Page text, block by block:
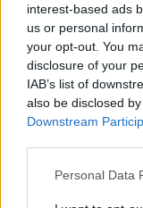
interest-based ads
us or personal
your opt-out. You
disclosure of your
IAB’s list of
also be disclosed
Downstream
Personal Data
„Gyvenam
pasidžiaugti,
vertybe“, –